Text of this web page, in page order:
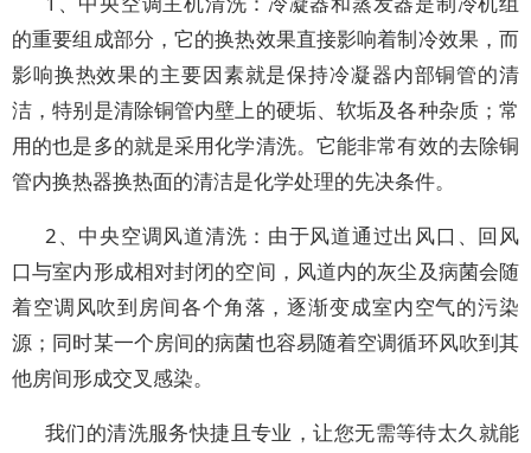
的重要组成部分，它的换热效果直接影响着制冷效果，而
影响换热效果的主要因素就是保持冷凝器内部铜管的清
洁，特别是清除铜管内壁上的硬垢、软垢及各种杂质；常
用的也是多的就是采用化学清洗。它能非常有效的去除铜
管内换热器换热面的清洁是化学处理的先决条件。
2、中央空调风道清洗：由于风道通过出风口、回风
口与室内形成相对封闭的空间，风道内的灰尘及病菌会随
着空调风吹到房间各个角落，逐渐变成室内空气的污染
源；同时某一个房间的病菌也容易随着空调循环风吹到其
他房间形成交叉感染。
我们的清洗服务快捷且专业，让您无需等待太久就能